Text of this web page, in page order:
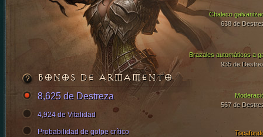
Chaleco
638 de
Brazales automáticos a
935 de
567 de
BONOS DE ARMAMENTO
8,625 de Destreza
4,924 de Vitalidad
Probabilidad de golpe crítico